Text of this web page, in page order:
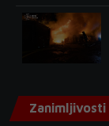
Zanimljivosti